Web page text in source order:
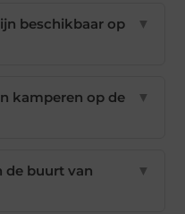
beschikbaar op
▼
kamperen op de
▼
de buurt van
▼